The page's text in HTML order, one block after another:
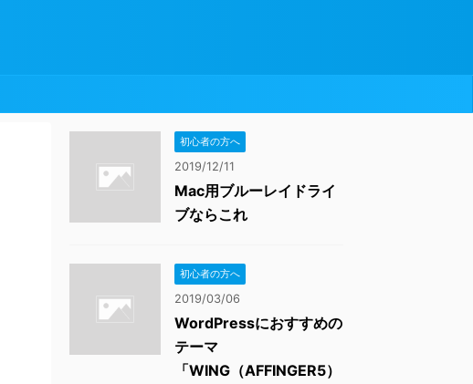
初心者の方へ
2019/12/11
Mac用ブルーレイドライ
ブならこれ
初心者の方へ
2019/03/06
WordPressにおすすめの
テーマ
「WING（AFFINGER5）